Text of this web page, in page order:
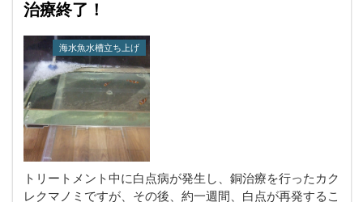
治療終了！
海水魚水槽立ち上げ
トリートメント中に白点病が発生し、銅治療を行ったカク
レクマノミですが、その後、約一週間、白点が再発するこ